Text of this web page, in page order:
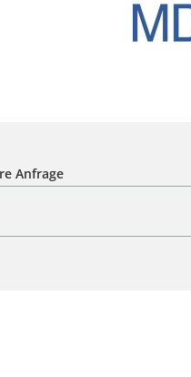
Anfrage